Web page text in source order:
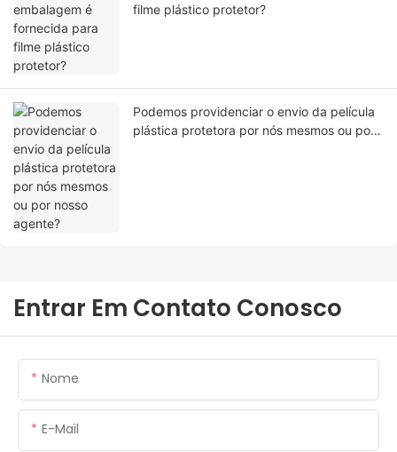
filme plástico protetor?
Podemos providenciar o envio da película
plástica protetora por nós mesmos ou por
Entrar Em Contato Conosco
Nome
E-Mail